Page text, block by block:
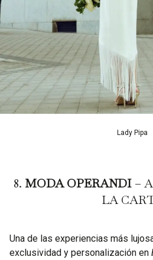
Lady Pipa
8. MODA OPERANDI–
LA
Una de las experiencias más
exclusividad y personalización en